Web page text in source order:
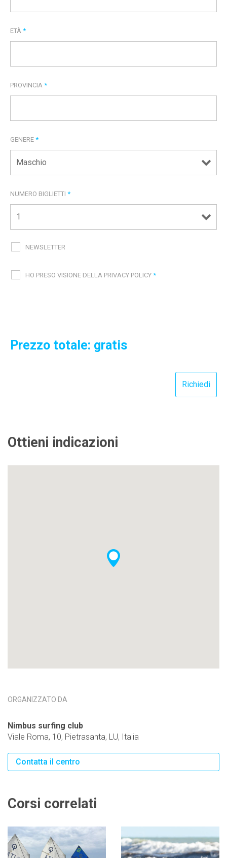
ETÀ *
PROVINCIA *
GENERE *
NUMERO BIGLIETTI *
NEWSLETTER
HO PRESO VISIONE DELLA PRIVACY POLICY *
Prezzo totale: gratis
Ottieni indicazioni
ORGANIZZATO DA
Nimbus surfing club
Viale Roma, 10, Pietrasanta, LU, Italia
Contatta il centro
Corsi correlati